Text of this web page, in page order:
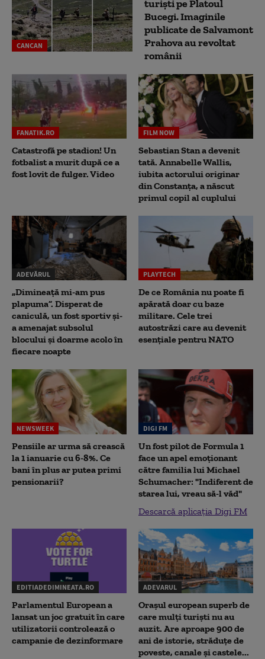
CANCAN
turiști pe Platoul
Bucegi. Imaginile
publicate de Salvamont
Prahova au revoltat
românii
FANATIK.RO
Catastrofă pe stadion! Un
fotbalist a murit după ce a
fost lovit de fulger. Video
FILM NOW
Sebastian Stan a devenit
tată. Annabelle Wallis,
iubita actorului originar
din Constanța, a născut
primul copil al cuplului
ADEVĂRUL
„Dimineață mi-am pus
plapuma”. Disperat de
caniculă, un fost sportiv și-
a amenajat subsolul
blocului și doarme acolo în
fiecare noapte
PLAYTECH
De ce România nu poate fi
apărată doar cu baze
militare. Cele trei
autostrăzi care au devenit
esențiale pentru NATO
NEWSWEEK
Pensiile ar urma să crească
la 1 ianuarie cu 6-8%. Ce
bani în plus ar putea primi
pensionarii?
DIGI FM
Un fost pilot de Formula 1
face un apel emoționant
către familia lui Michael
Schumacher: "Indiferent de
starea lui, vreau să-l văd"
Descarcă aplicația Digi FM
EDITIADEDIMINEATA.RO
Parlamentul European a
lansat un joc gratuit în care
utilizatorii controlează o
campanie de dezinformare
ADEVARUL
Orașul european superb de
care mulți turiști nu au
auzit. Are aproape 900 de
ani de istorie, străduțe de
poveste, canale și castele...